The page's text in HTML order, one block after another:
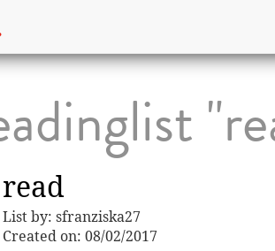
read
List by: sfranziska27
Created on: 08/02/2017